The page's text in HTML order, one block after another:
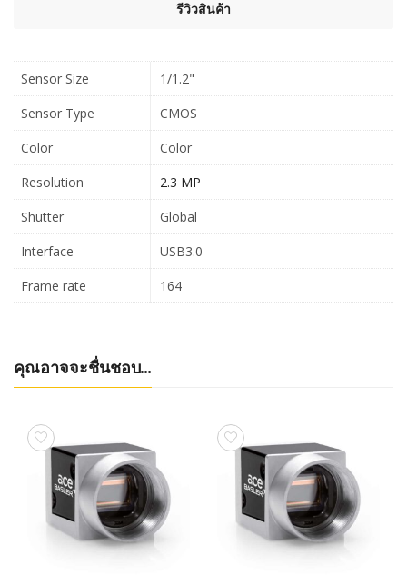
รีวิวสินค้า
Sensor Size
1/1.2"
Sensor Type
CMOS
Color
Color
Resolution
2.3 MP
Shutter
Global
Interface
USB3.0
Frame rate
164
คุณอาจจะชื่นชอบ…